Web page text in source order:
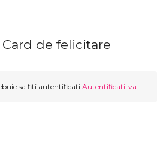
de felicitare
sa fiti autentificati Autentificati-va